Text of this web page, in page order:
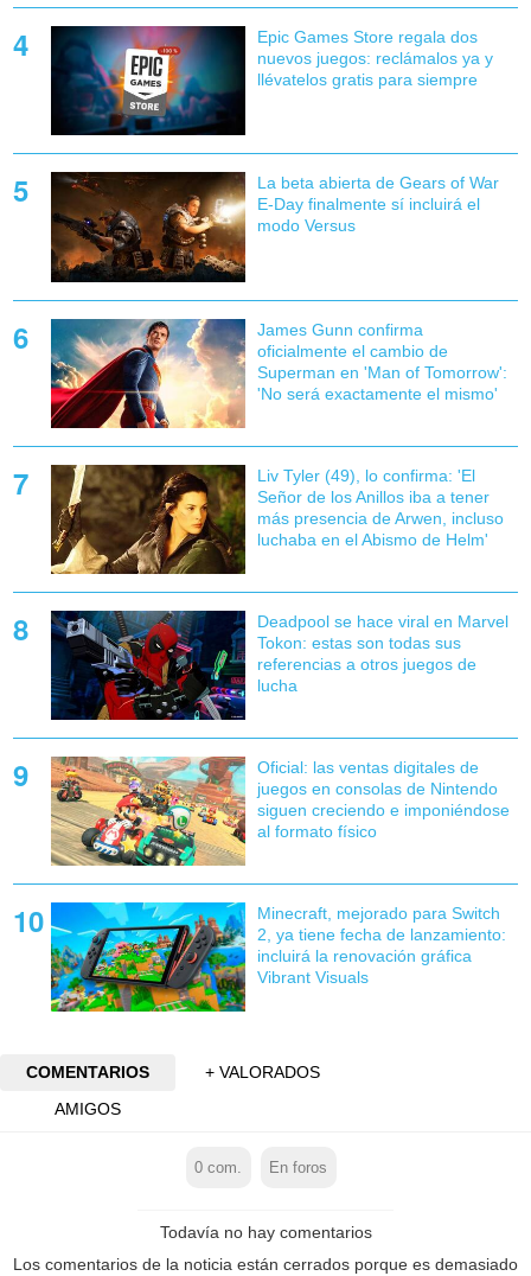
Epic Games Store regala dos
nuevos juegos: reclámalos ya y
llévatelos gratis para siempre
La beta abierta de Gears of War
E-Day finalmente sí incluirá el
modo Versus
James Gunn confirma
oficialmente el cambio de
Superman en 'Man of Tomorrow':
'No será exactamente el mismo'
Liv Tyler (49), lo confirma: 'El
Señor de los Anillos iba a tener
más presencia de Arwen, incluso
luchaba en el Abismo de Helm'
Deadpool se hace viral en Marvel
Tokon: estas son todas sus
referencias a otros juegos de
lucha
Oficial: las ventas digitales de
juegos en consolas de Nintendo
siguen creciendo e imponiéndose
al formato físico
Minecraft, mejorado para Switch
2, ya tiene fecha de lanzamiento:
incluirá la renovación gráfica
Vibrant Visuals
COMENTARIOS
+ VALORADOS
AMIGOS
0 com. En foros
Todavía no hay comentarios
Los comentarios de la noticia están cerrados porque es demasiado